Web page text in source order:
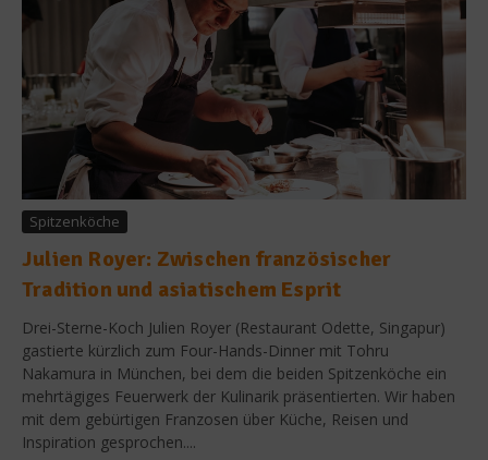
Spitzenköche
Julien Royer: Zwischen französischer
Tradition und asiatischem Esprit
Drei-Sterne-Koch Julien Royer (Restaurant Odette, Singapur)
gastierte kürzlich zum Four-Hands-Dinner mit Tohru
Nakamura in München, bei dem die beiden Spitzenköche ein
mehrtägiges Feuerwerk der Kulinarik präsentierten. Wir haben
mit dem gebürtigen Franzosen über Küche, Reisen und
Inspiration gesprochen....